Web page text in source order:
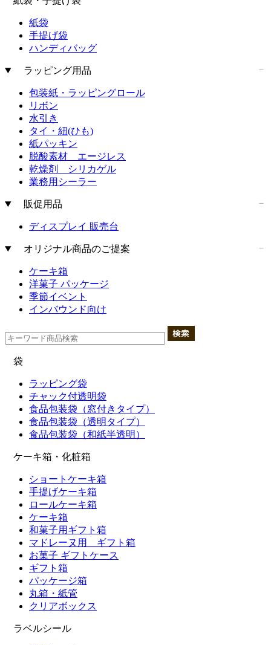
紙袋
手提げ袋
ハンディバッグ
ラッピング用品
包装紙・ラッピングロール
リボン
水引き
タイ・紐(ひも)
紙パッキン
脱酸素材 エージレス
乾燥剤 シリカゲル
業務用シーラー
販促用品
ディスプレイ 販売台
オリジナル商品のご提案
ケーキ箱
洋菓子 パッケージ
季節イベント
インバウンド向け
袋
ラッピング袋
チャック付透明袋
食品包装袋（窓付きタイプ）
食品包装袋（透明タイプ）
食品包装袋（和紙半透明）
ケーキ箱・化粧箱
ショートケーキ箱
手提げケーキ箱
ロールケーキ箱
ケーキ箱
和菓子用ギフト箱
マドレーヌ用 ギフト箱
お菓子 ギフトケース
ギフト箱
パッケージ箱
丸箱・紙管
クリアボックス
ラベルシール